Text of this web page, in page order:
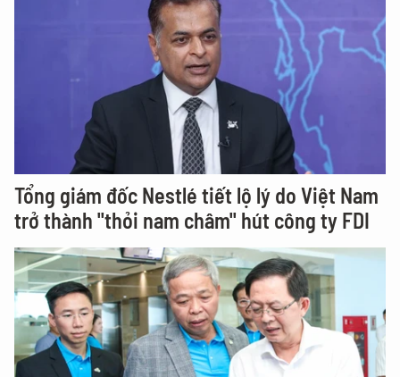
Tổng giám đốc Nestlé tiết lộ lý do Việt Nam
trở thành "thỏi nam châm" hút công ty FDI